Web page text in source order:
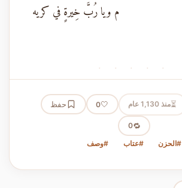
م ويا رُبَّ خِيرةٍ في كريه
· · · · ·
⏳منذ 1,130 عام 🤍
0 حفظ
🔁
0
#الحزن
#عتاب #وصف